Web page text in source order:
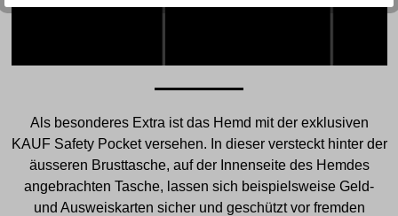
Als besonderes Extra ist das Hemd mit der exklusiven
KAUF Safety Pocket versehen. In dieser versteckt hinter der
äusseren Brusttasche, auf der Innenseite des Hemdes
angebrachten Tasche, lassen sich beispielsweise Geld-
und Ausweiskarten sicher und geschützt vor fremden